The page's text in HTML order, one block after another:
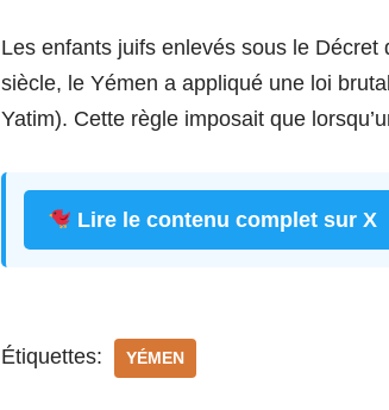
Les enfants juifs enlevés sous le
siècle, le Yémen a appliqué une loi
Yatim). Cette règle imposait que
Lire le contenu complet sur X
Étiquettes: YÉMEN